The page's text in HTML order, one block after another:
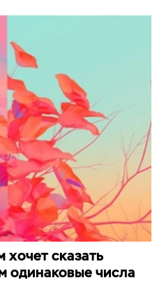
хочет сказать
одинаковые числа